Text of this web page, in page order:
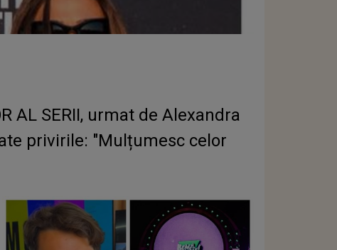
AL SERII, urmat de Alexandra
privirile: "Mulțumesc celor